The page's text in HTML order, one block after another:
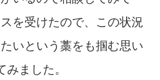
を受けたので、この状況
いという藁をも掴む思い
ました。